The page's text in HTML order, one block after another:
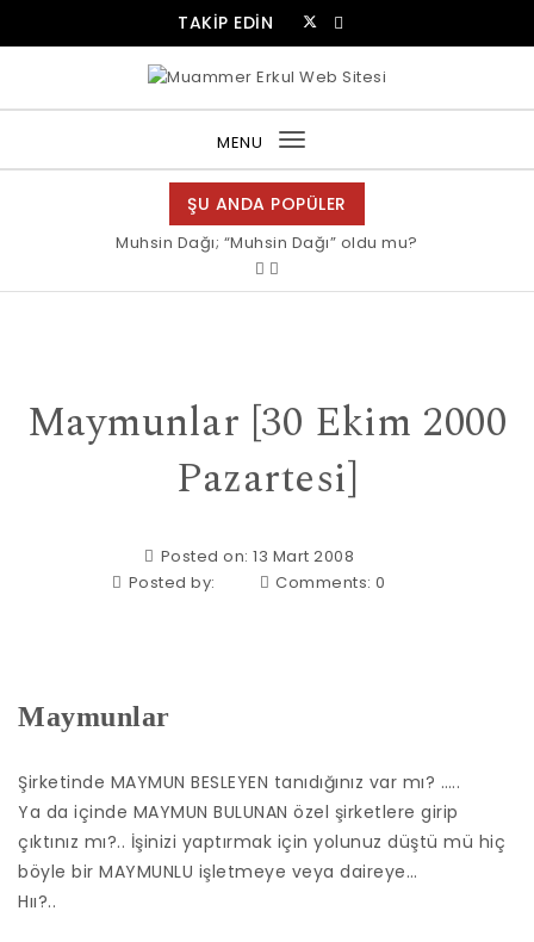
TAKİP EDİN
MENU
Toggle
navigation
ŞU ANDA POPÜLER
Muhsin Dağı; “Muhsin Dağı” oldu mu?
Maymunlar [30 Ekim 2000
Pazartesi]
Posted on: 13 Mart 2008
Posted by:
Comments:0
Maymunlar
Şirketinde MAYMUN BESLEYEN tanıdığınız var mı? …..
Ya da içinde MAYMUN BULUNAN özel şirketlere girip
çıktınız mı?.. İşinizi yaptırmak için yolunuz düştü mü hiç
böyle bir MAYMUNLU işletmeye veya daireye…
Hıı?..